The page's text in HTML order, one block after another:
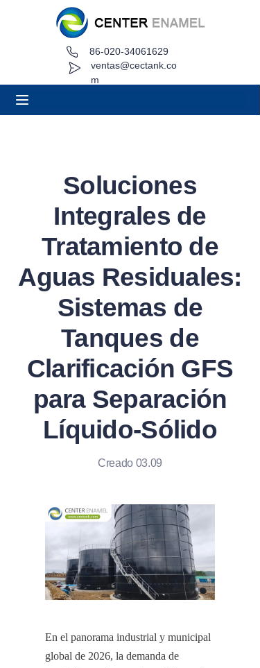
ventas@cectank.co
m
86-020-34061629
Soluciones
Integrales de
Tratamiento de
Aguas Residuales:
Sistemas de
Tanques de
Clarificación GFS
para Separación
Líquido-Sólido
Creado 03.09
En el panorama industrial y municipal
global de 2026, la demanda de
Acerca de
Solicitar cotización
Noticias
Contacto